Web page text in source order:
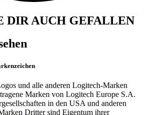
DIR AUCH GEFALLEN
und alle anderen Logitech-Marken
Marken von Logitech Europe S.A.
in den USA und anderen
Dritter sind Eigentum ihrer